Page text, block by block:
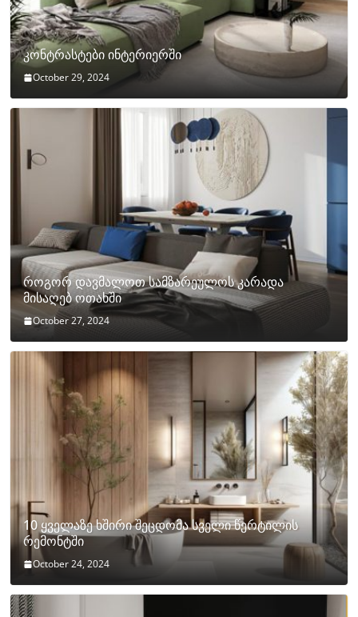
კონტრასტები ინტერიერში
October 29, 2024
როგორ დავმალოთ სამზარეულოს კარადა
მისაღებ ოთახში
October 27, 2024
10 ყველაზე ხშირი შეცდომა სველი წერტილის
რემონტში
October 24, 2024